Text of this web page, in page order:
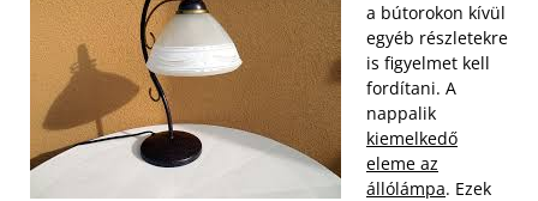
a bútorokon kívül
egyéb részletekre
is figyelmet kell
fordítani. A
nappalik
kiemelkedő
eleme az
állólámpa. Ezek